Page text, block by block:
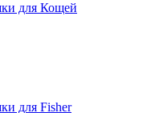
для Кощей
для Fisher